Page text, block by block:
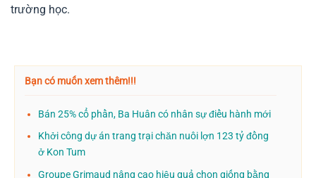
trường học.
Bạn có muốn xem thêm!!!
Bán 25% cổ phần, Ba Huân có nhân sự điều hành mới
Khởi công dự án trang trại chăn nuôi lợn 123 tỷ đồng
ở Kon Tum
Groupe Grimaud nâng cao hiệu quả chọn giống bằng